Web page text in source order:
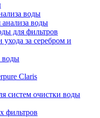
воды
воды
для фильтров
ухода за серебром и
воды
Claris
систем очистки воды
фильтров